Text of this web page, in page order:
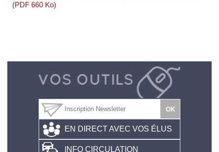
(PDF 660 Ko)
EN DIRECT AVEC VOS ÉLUS
INFO CIRCULATION